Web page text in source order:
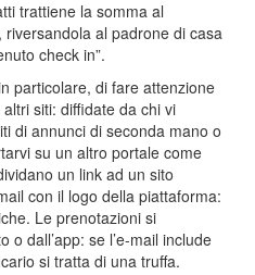
trattiene la somma al
al padrone di casa
check in”.
particolare, di fare attenzione
siti: diffidate da chi vi
di annunci di seconda mano o
su un altro portale come
un link ad un sito
con il logo della piattaforma:
Le prenotazioni si
o dall’app: se l’e-mail include
si tratta di una truffa.